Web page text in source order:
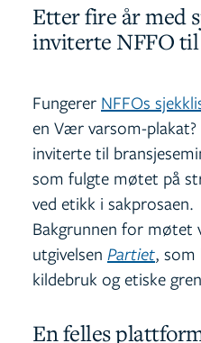
Etter fire år med
inviterte NFFO til
Fungerer NFFOs
en Vær varsom-
inviterte til
som fulgte møtet på
ved etikk i sakprosaen.
Bakgrunnen for møtet
utgivelsen Partiet, som
kildebruk og etiske
En felles